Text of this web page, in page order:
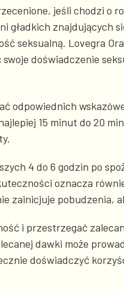
jeśli chodzi
znajdujących
seksualną. Lovegra
doświadczenie
odpowiednich
15 minut do 20
4 do 6 godzin po
oznacza
zainicjuje pobudzenia,
i przestrzegać
dawki może
doświadczyć